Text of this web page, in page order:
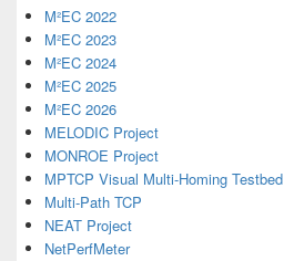
M²EC 2022
M²EC 2023
M²EC 2024
M²EC 2025
M²EC 2026
MELODIC Project
MONROE Project
MPTCP Visual Multi-Homing Testbed
Multi-Path TCP
NEAT Project
NetPerfMeter